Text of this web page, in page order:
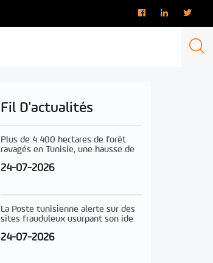
Fil D'actualités
Plus de 4 400 hectares de forêt
ravagés en Tunisie, une hausse de
24-07-2026
La Poste tunisienne alerte sur des
sites frauduleux usurpant son ide
24-07-2026